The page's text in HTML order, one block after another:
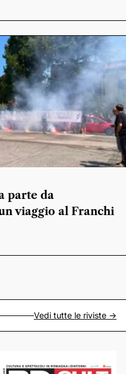
parte da
viaggio al Franchi
Vedi tutte le riviste ->